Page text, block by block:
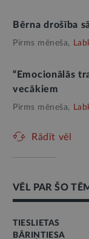
Bērna drošība
Pirms mēneša,
“Emocionālās
vecākiem
Pirms mēneša,
Rādīt vēl
VĒL PAR ŠO
TIESLIETAS
BĀRIŅTIESA